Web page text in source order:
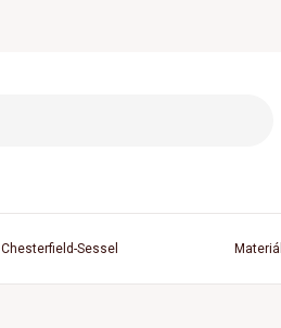
Chesterfield-Sessel